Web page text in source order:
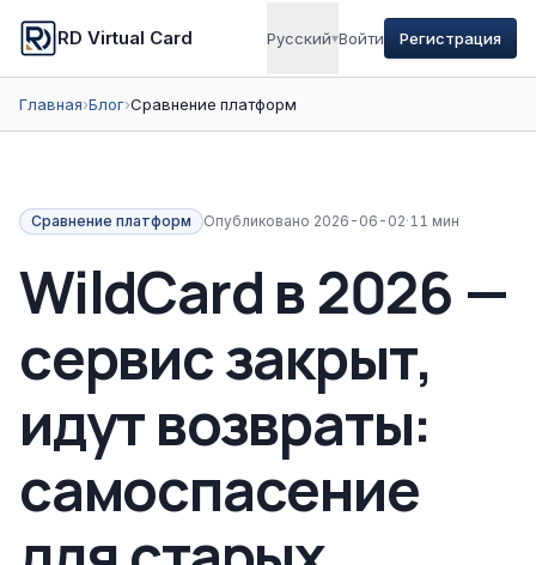
RD Virtual Card Русский▾Войти Регистрация
Главная›Блог›Сравнение платформ
Сравнение платформ Опубликовано 2026-06-02·11 мин
WildCard в 2026 —
сервис закрыт,
идут возвраты:
самоспасение